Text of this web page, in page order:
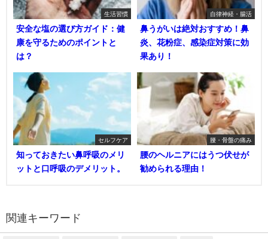
生活習慣
安全な塩の選び方ガイド：健
康を守るためのポイントと
は？
自律神経・腸活
鼻うがいは絶対おすすめ！鼻
炎、花粉症、感染症対策に効
果あり！
セルフケア
知っておきたい鼻呼吸のメリ
ットと口呼吸のデメリット。
腰・骨盤の痛み
腰のヘルニアにはうつ伏せが
勧められる理由！
関連キーワード